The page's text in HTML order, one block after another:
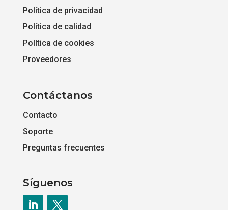
Política de privacidad
Política de calidad
Política de cookies
Proveedores
Contáctanos
Contacto
Soporte
Preguntas frecuentes
Síguenos